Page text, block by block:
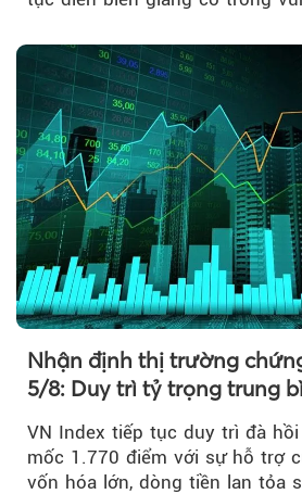
Nhận định thị trường
5/8: Duy trì tỷ trọng trung
VN Index tiếp tục duy trì đà
mốc 1.770 điểm với sự hỗ trợ
vốn hóa lớn, dòng tiền lan tỏa